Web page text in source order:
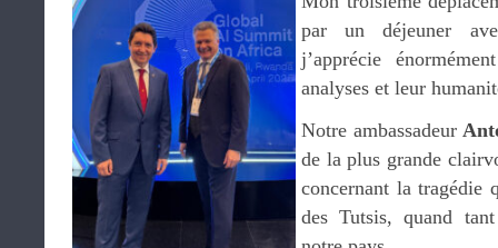
par un déjeuner
j’apprécie
analyses et leur
Notre ambassadeur
de la plus grande
concernant la tragédie
des Tutsis, quand